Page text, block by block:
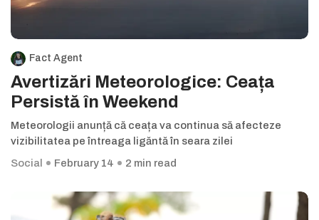
Fact Agent
Avertizări Meteorologice: Ceața
Persistă în Weekend
Meteorologii anunță că ceața va continua să afecteze
vizibilitatea pe întreaga ligăntă în seara zilei
Social
February 14 2 min read